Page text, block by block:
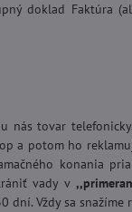
doklad Faktúra
nás tovar
a potom ho
konania
vady v
dní. Vždy sa snažíme